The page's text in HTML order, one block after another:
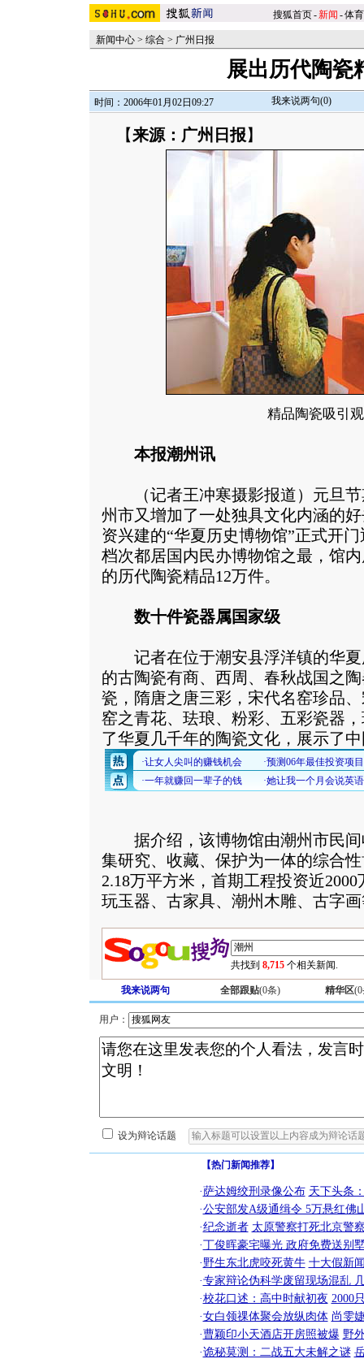
搜狐首页-新闻 -体育
新闻中心 > 综合 > 广州日报
展出历代陶瓷
时间：2006年01月02日09:27 我来说两句(0)
【来源：广州日报 】
精品陶瓷吸引
本报潮州讯
（记者王冲寒摄影报道）元旦节
州市又增加了一处独具文化内涵的
资兴建的“华夏历史博物馆”正式开
档次都居国内民办博物馆之最，馆
的历代陶瓷精品12万件。
数十件瓷器属国家级
记者在位于潮安县浮洋镇的华夏
的古陶瓷有商、西周、春秋战国之
瓷，隋唐之唐三彩，宋代名窑珍品
窑之青花、珐琅、粉彩、五彩瓷器
了华夏几千年的陶瓷文化，展示了
据介绍，该博物馆由潮州市民间
集研究、收藏、保护为一体的综合
2.18万平方米，首期工程投资近
玩玉器、古家具、潮州木雕、古字
共找到 8,715 个相关新闻.
我来说两句 全部跟贴(0条) 精华区(0
用户：
设为辩论话题
【热门新闻推荐】
·萨达姆绞刑录像公布 天下头条
·公安部发A级通缉令 5万悬红佛
·纪念逝者 太原警察打死北京警
·丁俊晖豪宅曝光 政府免费送别
·野生东北虎咬死黄牛 十大假新
·专家辩论伪科学废留现场混乱
·校花口述：高中时献初夜 2000
·女白领祼体聚会放纵肉体 尚雯
·曹颖印小天酒店开房照被爆 野
·诡秘莫测：二战五大未解之谜